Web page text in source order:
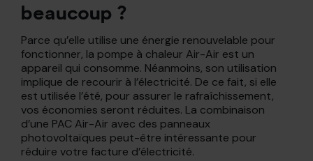
beaucoup ?
Parce qu’elle utilise une énergie renouvelable pour
fonctionner, la pompe à chaleur Air-Air est un
appareil qui consomme. Néanmoins, son utilisation
implique de recourir à l’électricité. De ce fait, si elle
est utilisée l’été, pour assurer le rafraîchissement,
vos économies seront réduites. La combinaison
d’une PAC Air-Air avec des panneaux
photovoltaïques peut-être intéressante pour
réduire votre facture d’électricité.